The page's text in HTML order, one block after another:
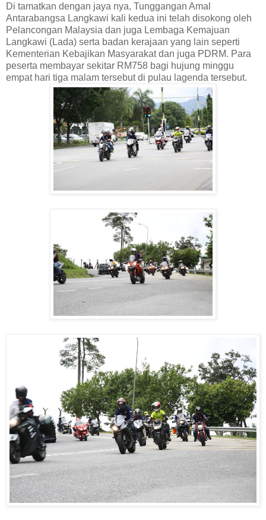
Di tamatkan dengan jaya nya, Tunggangan Amal
Antarabangsa Langkawi kali kedua ini telah disokong oleh
Pelancongan Malaysia dan juga Lembaga Kemajuan
Langkawi (Lada) serta badan kerajaan yang lain seperti
Kementerian Kebajikan Masyarakat dan juga PDRM. Para
peserta membayar sekitar RM758 bagi hujung minggu
empat hari tiga malam tersebut di pulau lagenda tersebut.